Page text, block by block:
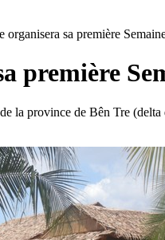
organisera sa première
première
la province de Bên Tre